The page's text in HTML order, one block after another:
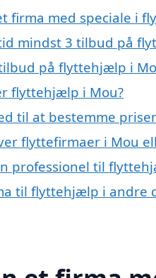
firma med speciale i
mindst 3 tilbud på
på flyttehjælp i
flyttehjælp i Mou?
til at bestemme
flyttefirmaer i Mou
professionel til
til flyttehjælp i andre